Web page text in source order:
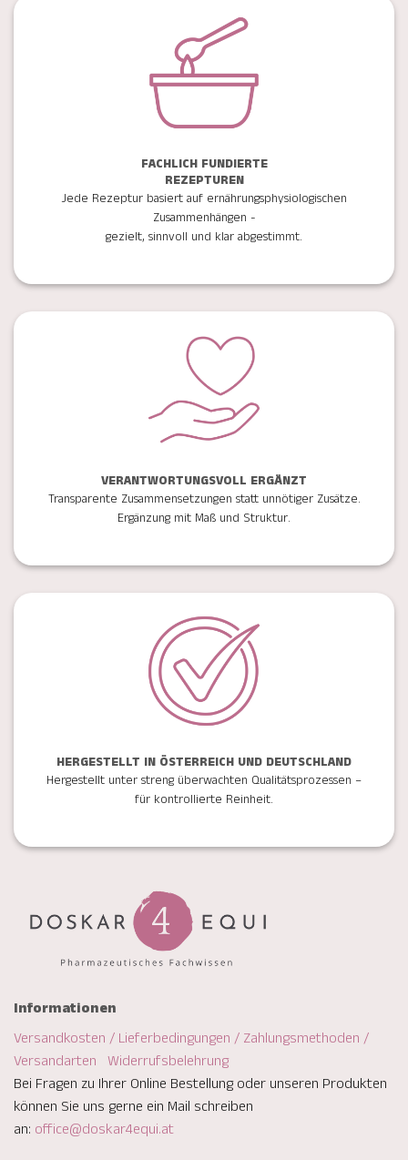
FACHLICH FUNDIERTE
REZEPTUREN
Jede Rezeptur basiert auf ernährungsphysiologischen
Zusammenhängen -
gezielt, sinnvoll und klar abgestimmt.
VERANTWORTUNGSVOLL ERGÄNZT
Transparente Zusammensetzungen statt unnötiger Zusätze.
Ergänzung mit Maß und Struktur.
HERGESTELLT IN ÖSTERREICH UND DEUTSCHLAND
Hergestellt unter streng überwachten Qualitätsprozessen –
für kontrollierte Reinheit.
Informationen
Versandkosten / Lieferbedingungen / Zahlungsmethoden /
Versandarten Widerrufsbelehrung
Bei Fragen zu Ihrer Online Bestellung oder unseren Produkten
können Sie uns gerne ein Mail schreiben
an: office@doskar4equi.at